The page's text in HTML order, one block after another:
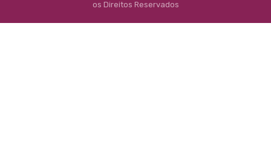
os Direitos Reservados